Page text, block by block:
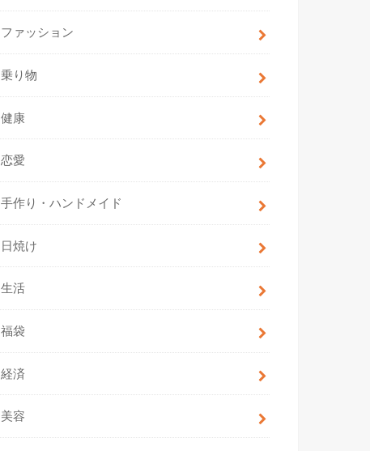
ファッション
乗り物
健康
恋愛
手作り・ハンドメイド
日焼け
生活
福袋
経済
美容